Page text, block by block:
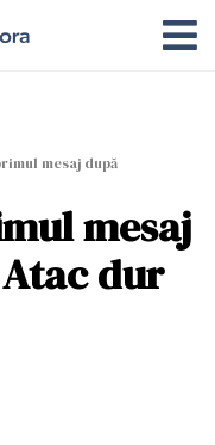
mesaj după
mesaj
dur